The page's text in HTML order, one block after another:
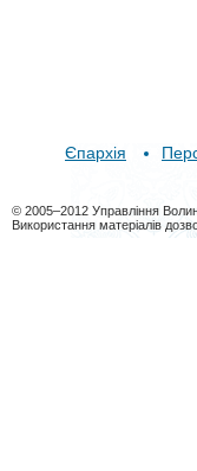
Єпархія
© 2005–2012 Управління
Використання матеріалів